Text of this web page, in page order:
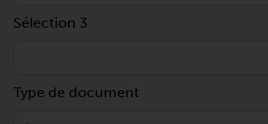
Sélection 3
Type de document